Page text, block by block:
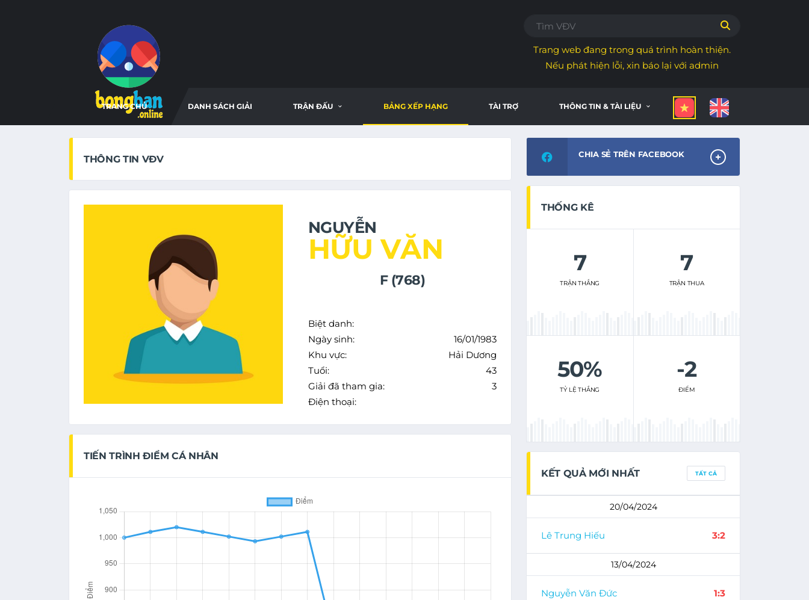
Trang web đang trong quá trình hoàn thiện.
Nếu phát hiện lỗi, xin báo lại với admin
TRANG CHỦ DANH SÁCH GIẢI TRẬN ĐẤU BẢNG XẾP HẠNG TÀI TRỢ THÔNG TIN & TÀI LIỆU
THÔNG TIN VĐV
NGUYỄN
HỮU VĂN
F (768)
Biệt danh:
Ngày sinh:
16/01/1983
Khu vực:
Hải Dương
Tuổi:
43
Giải đã tham gia:
3
Điện thoại:
TIẾN TRÌNH ĐIỂM CÁ NHÂN
CHIA SẺ TRÊN FACEBOOK
THỐNG KÊ
7
TRẬN THẮNG
7
TRẬN THUA
50%
TỶ LỆ THẮNG
-2
ĐIỂM
KẾT QUẢ MỚI NHẤT TẤT CẢ
20/04/2024
Lê Trung Hiếu 3:2
13/04/2024
Nguyễn Văn Đức 1:3